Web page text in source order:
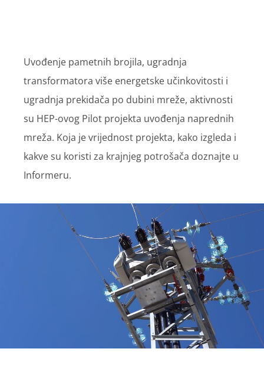
Uvođenje pametnih brojila, ugradnja
transformatora više energetske učinkovitosti i
ugradnja prekidača po dubini mreže, aktivnosti
su HEP-ovog Pilot projekta uvođenja naprednih
mreža. Koja je vrijednost projekta, kako izgleda i
kakve su koristi za krajnjeg potrošača doznajte u
Informeru.